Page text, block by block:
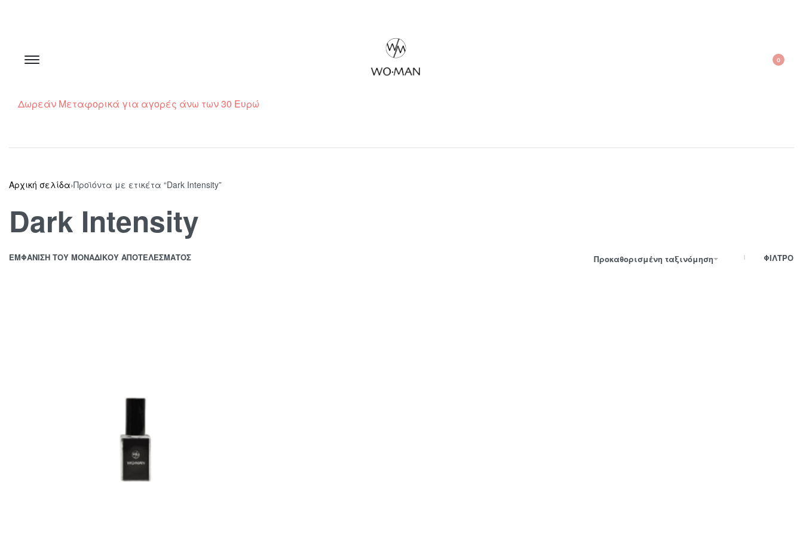
0
Δωρεάν Μεταφορικά για αγορές άνω των 30 Ευρώ
Αρχική σελίδα›Προϊόντα με ετικέτα “Dark Intensity”
Dark Intensity
ΕΜΦΆΝΙΣΗ ΤΟΥ ΜΟΝΑΔΙΚΟΎ ΑΠΟΤΕΛΈΣΜΑΤΟΣ Προκαθορισμένη ταξινόμηση ΦΙΛΤΡΟ